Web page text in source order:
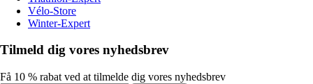
Vélo-Store
Winter-Expert
Tilmeld dig vores nyhedsbrev
Få 10 % rabat ved at tilmelde dig vores nyhedsbrev